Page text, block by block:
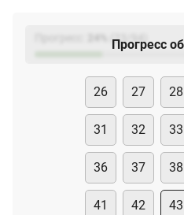
(23
Прогресс
26 27 28
31 32 33
36 37 38
41 42 43